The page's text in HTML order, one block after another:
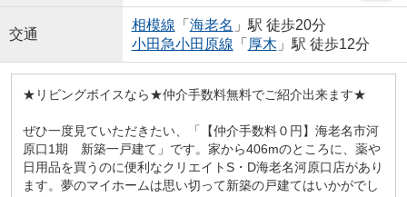
交通
相模線 「 海老名 」駅 徒歩20分
小田急小田原線 「 厚木 」駅 徒歩12分
★リビングボイスなら★仲介手数料無料でご紹介出来ます★
ぜひ一度見ていただきたい、「【仲介手数料０円】海老名市河
原口1期 新築一戸建て」です。家から406mのところに、薬や
日用品を買うのに便利なクリエイトS・D海老名河原口店があり
ます。夢のマイホームは思い切って新築の戸建てはいかがでし